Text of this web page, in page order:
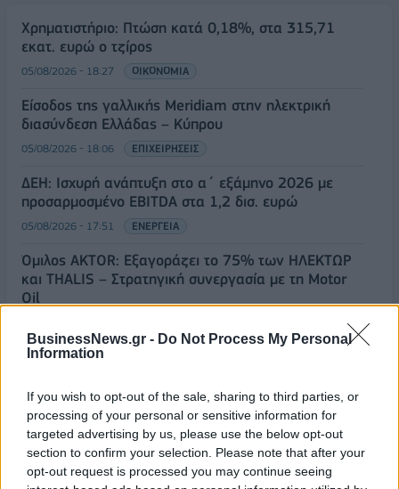
BusinessNews.gr - Do Not Process My Personal
Information
If you wish to opt-out of the sale, sharing to third parties, or
processing of your personal or sensitive information for
targeted advertising by us, please use the below opt-out
section to confirm your selection. Please note that after your
opt-out request is processed you may continue seeing
Χρηματιστήριο: Πτώση κατά 0,18%, στα 315,71
εκατ. ευρώ ο τζίρος
05/08/2026 - 18:27 ΟΙΚΟΝΟΜΙΑ
Είσοδος της γαλλικής Meridiam στην ηλεκτρική
διασύνδεση Ελλάδας – Κύπρου
05/08/2026 - 18:06 ΕΠΙΧΕΙΡΗΣΕΙΣ
ΔΕΗ: Ισχυρή ανάπτυξη στο α΄ εξάμηνο 2026 με
προσαρμοσμένο EBITDA στα 1,2 δισ. ευρώ
05/08/2026 - 17:51 ΕΝΕΡΓΕΙΑ
Όμιλος AKTOR: Εξαγοράζει το 75% των ΗΛΕΚΤΩΡ
και THALIS – Στρατηγική συνεργασία με τη Motor
Oil
ΗΠΑ: Επιβράδυνση των προσλήψεων στον ιδιωτικό
θέσεις εργασίας
05/08/2026 - 17:16 ΚΟΣΜΟΣ
Τ. Θεοδωρικάκος: Στηρίζουμε με πράξεις την
έρευνα και την καινοτομία